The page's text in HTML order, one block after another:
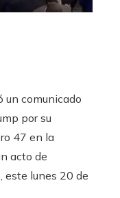
un comunicado
por su
47 en la
acto de
este lunes 20 de